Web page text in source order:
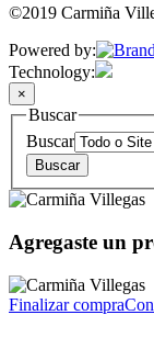
©2019 Carmiña
Powered by:
Technology:
×
Buscar
Buscar
Agregaste un
Finalizar compra